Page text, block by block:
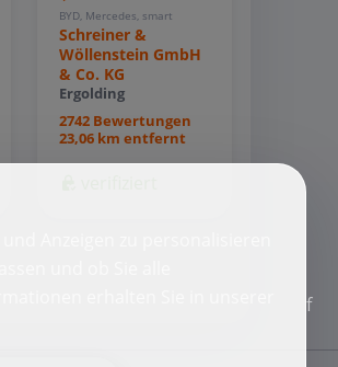
BYD, Mercedes, smart
Schreiner &
Wöllenstein GmbH
& Co. KG
Ergolding
2742 Bewertungen
23,06 km entfernt
Anzeigen zu personalisieren
und ob Sie alle
f